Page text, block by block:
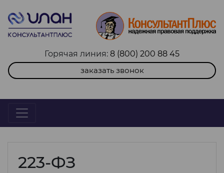
Горячая линия: 8 (800) 200 88 45
заказать звонок
223-ФЗ